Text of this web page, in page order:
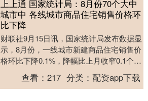
上上通 国家统计局：8月份70个大中
城市中 各线城市商品住宅销售价格环
比下降
财联社9月15日讯，国家统计局发布数据显
示，8月份，一线城市新建商品住宅销售价
格环比下降0.1%，降幅比上月收窄0.1个百
分点。二线城市新建商品住宅销售价格环
查看：217 分类：配资app下载